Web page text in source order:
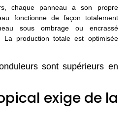
chaque panneau a son propre
fonctionne de façon totalement
sous ombrage ou encrassé
La production totale est optimisée
sont supérieurs en
exige de la